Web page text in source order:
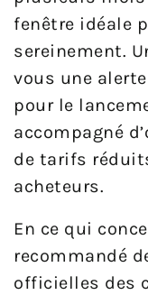
fenêtre idéale
sereinement.
vous une
pour le
accompagné
de tarifs
acheteurs.
En ce qui
recommandé
officielles des